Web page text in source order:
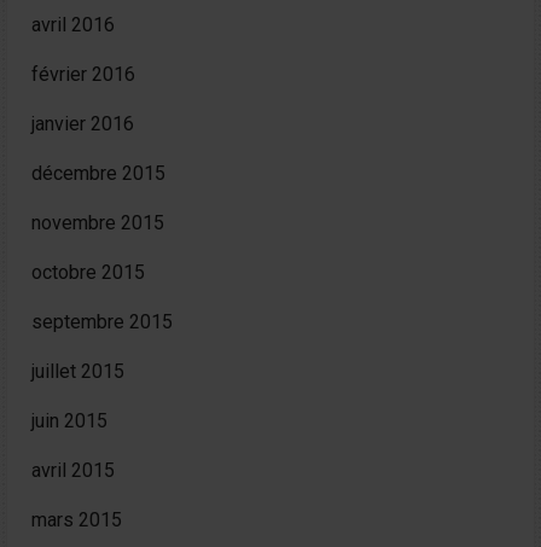
avril 2016
février 2016
janvier 2016
décembre 2015
novembre 2015
octobre 2015
septembre 2015
juillet 2015
juin 2015
avril 2015
mars 2015